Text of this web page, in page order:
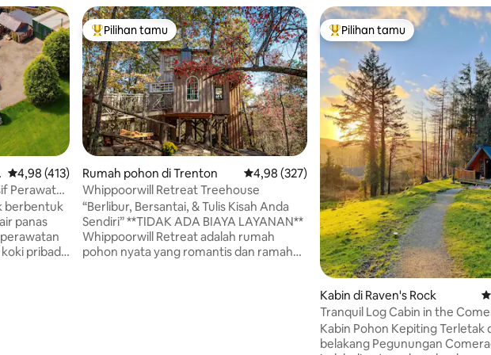
Nilai rata-rata 4,98 dari 5, 413 ulasan
4,98 (413)
berbentuk
panas
pribadi
Pilihan tamu terpopuler
Pilihan tamu
Rumah pohon di Trenton Nilai rata-rata 4,98 dari 5, 327 ulasan
4,98 (327)
Whippoorwill Retreat Treehouse
“Berlibur, Bersantai, & Tulis Kisah Anda
Sendiri” **TIDAK ADA BIAYA LAYANAN**
Whippoorwill Retreat adalah rumah
pohon nyata yang romantis dan ramah
Pilihan tamu terpopuler
Pilihan tamu
Kabin di Raven's Rock
Tranquil Log Cabin in the
Mountains (2/2)
Kabin Pohon Kepiting Terletak di latar
belakang Pegunungan